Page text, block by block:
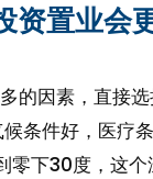
资置业会
的因素，直接
条件好，医疗
零下30度，这